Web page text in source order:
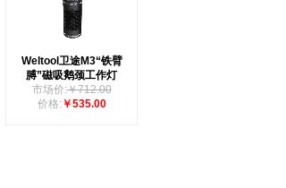
Weltool卫途M3“铁臂
膊”磁吸鹅颈工作灯
市场价:￥712.00
价格: ￥535.00